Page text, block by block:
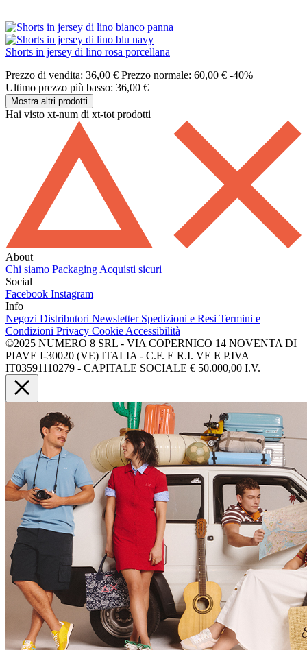
Shorts in jersey di lino rosa porcellana
Prezzo di vendita: 36,00 € Prezzo normale: 60,00 € -40%
Ultimo prezzo più basso: 36,00 €
Mostra altri prodotti
Hai visto xt-num di xt-tot prodotti
About
Chi siamo Packaging Acquisti sicuri
Social
Facebook Instagram
Info
Negozi Distributori Newsletter Spedizioni e Resi Termini e
Condizioni Privacy Cookie Accessibilità
©2025 NUMERO 8 SRL - VIA COPERNICO 14 NOVENTA DI
PIAVE I-30020 (VE) ITALIA - C.F. E R.I. VE E P.IVA
IT03591110279 - CAPITALE SOCIALE € 50.000,00 I.V.